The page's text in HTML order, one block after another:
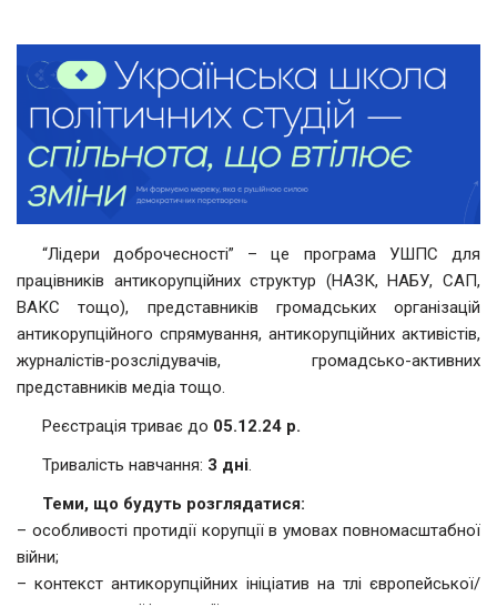
“Лідери доброчесності” – це програма УШПС для
працівників антикорупційних структур (НАЗК, НАБУ, САП,
ВАКС тощо), представників громадських організацій
антикорупційного спрямування, антикорупційних активістів,
журналістів-розслідувачів, громадсько-активних
представників медіа тощо.
Реєстрація триває до 05.12.24 р.
Тривалість навчання: 3 дні.
Теми, що будуть розглядатися:
– особливості протидії корупції в умовах повномасштабної
війни;
– контекст антикорупційних ініціатив на тлі європейської/